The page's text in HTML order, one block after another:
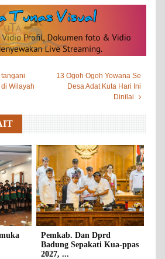
Wilayah
13 Ogoh Ogoh Yowana Se
Desa Adat Kuta Hari Ini
Dinilai
Pemkab. Dan Dprd
Badung Sepakati Kua-ppas
2027, ...